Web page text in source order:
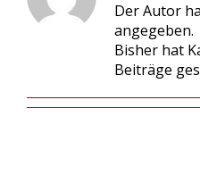
Der Autor
angegeben.
Bisher hat
Beiträge